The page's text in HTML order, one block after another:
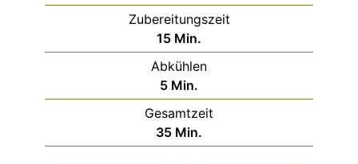
Zubereitungszeit
15Minuten
Min.
Abkühlen
5Minuten
Min.
Gesamtzeit
35Minuten
Min.